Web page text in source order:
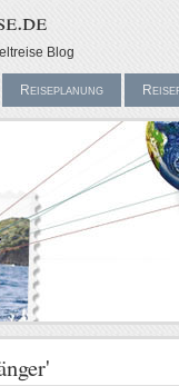
Blog
Reiseplanung